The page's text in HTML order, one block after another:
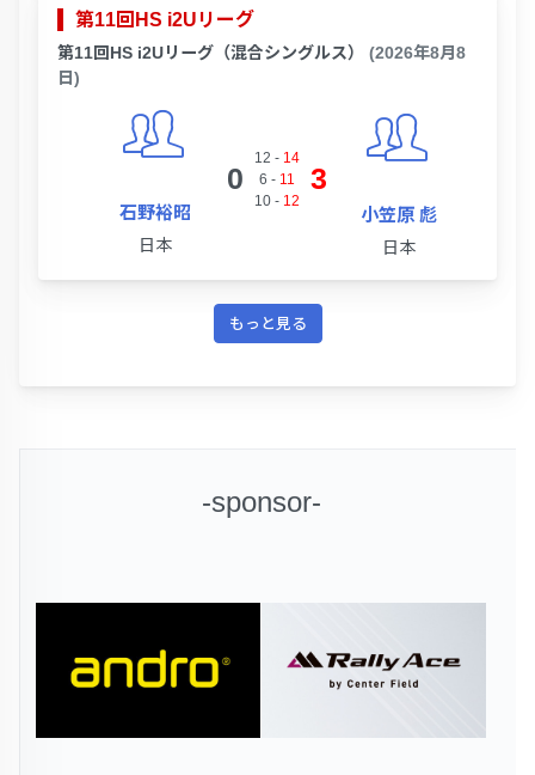
第11回HS i2Uリーグ
第11回HS i2Uリーグ（混合シングルス）
(2026年8月8
日)
石野裕昭
日本
0
12 - 14
6 - 11
10- 12
3
小笠原 彪
日本
もっと見る
-sponsor-